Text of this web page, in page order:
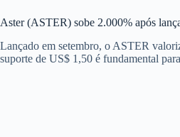
Aster (ASTER) sobe 2.000% após
Lançado em setembro, o ASTER
suporte de US$ 1,50 é fundamental